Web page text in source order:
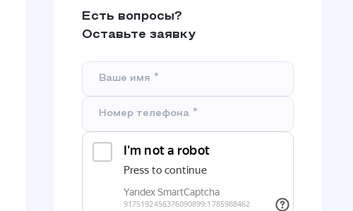
Есть вопросы?
Оставьте заявку
Ваше имя *
Номер телефона *